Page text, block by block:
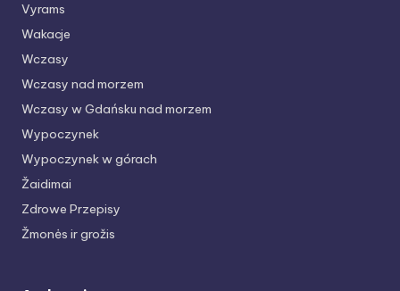
Vyrams
Wakacje
Wczasy
Wczasy nad morzem
Wczasy w Gdańsku nad morzem
Wypoczynek
Wypoczynek w górach
Žaidimai
Zdrowe Przepisy
Žmonės ir grožis